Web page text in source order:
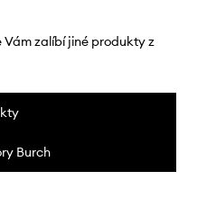
Vám zalíbí jiné produkty z
Burch